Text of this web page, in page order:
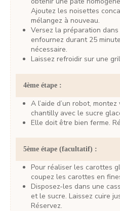
Ajoutez les noisettes concassées et les raisins,
mélangez à nouveau.
Versez la préparation dans des moules à muffins puis
enfournez durant 25
nécessaire.
Laissez refroidir sur une
4ème étape :
A l’aide d’un robot, montez votre crème fraîche en
chantilly avec le sucre
Elle doit être bien ferme.
5ème étape (facultatif) :
Pour réaliser les carottes glacées pour la décoration,
coupez les carottes en
Disposez-les dans une casserole avec l’eau, le beurre
et le sucre. Laissez cuire
Réservez.